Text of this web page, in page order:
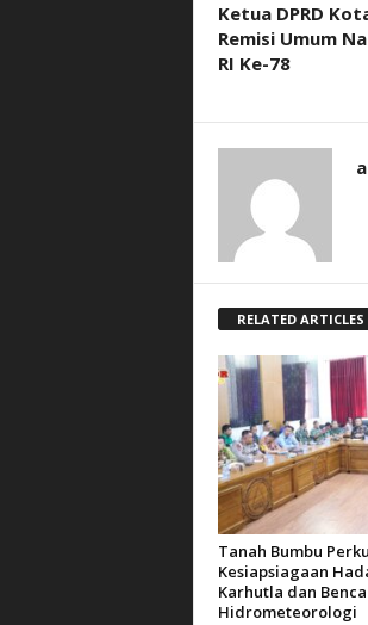
Ketua DPRD
Remisi Umum
RI Ke-78
RELATED ARTICLES
Tanah Bumbu
Kesiapsiagaan
Karhutla dan
Hidrometeorologi